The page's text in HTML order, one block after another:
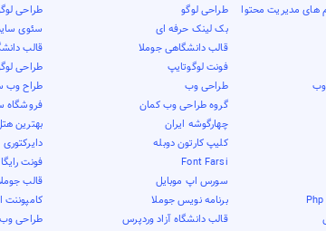
های مدیریت محتوا طراحی لوگو طراحی
بک لینک حرفه ای سئوی
قالب دانشگاهی جوملا قالب
فونت لوگوتایپ طراحی
وب طراحی وب طراح وب
گروه طراحی وب کمان فروشگاه
چهارگوشه ایران بهترین
کلیپ کارتون دوبله
Font Farsi فونت
سورس اپ موبایل قالب
برنامه نویس جوملا
قالب دانشگاه آزاد وردپرس طراحی